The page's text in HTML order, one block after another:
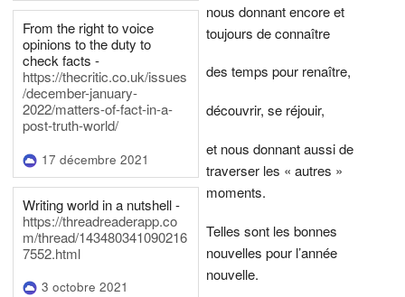
From the right to voice
opinions to the duty to
check facts -
https://thecritic.co.uk/issues
/december-january-
2022/matters-of-fact-in-a-
post-truth-world/
17 décembre 2021
Writing world in a nutshell -
https://threadreaderapp.co
m/thread/143480341090216
7552.html
3 octobre 2021
nous donnant encore et
toujours de connaître
des temps pour renaître,
découvrir, se réjouir,
et nous donnant aussi de
traverser les « autres »
moments.
Telles sont les bonnes
nouvelles pour l’année
nouvelle.